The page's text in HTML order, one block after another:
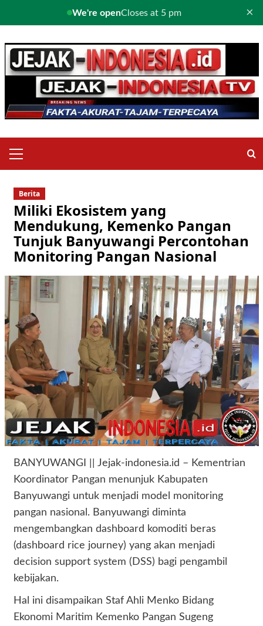
We're openCloses at 5 pm ×
to
content
Menu
Berita
Miliki Ekosistem yang
Mendukung, Kemenko Pangan
Tunjuk Banyuwangi Percontohan
Monitoring Pangan Nasional
BANYUWANGI || Jejak-indonesia.id – Kementrian
Koordinator Pangan menunjuk Kabupaten
Banyuwangi untuk menjadi model monitoring
pangan nasional. Banyuwangi diminta
mengembangkan dashboard komoditi beras
(dashboard rice journey) yang akan menjadi
decision support system (DSS) bagi pengambil
kebijakan.
Hal ini disampaikan Staf Ahli Menko Bidang
Ekonomi Maritim Kemenko Pangan Sugeng